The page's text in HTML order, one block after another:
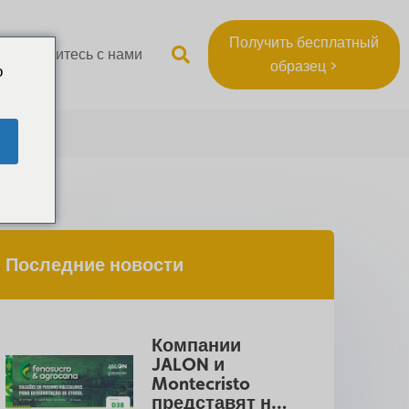
Свяжитесь с нами
Получить бесплатный
образец >
Последние новости
Компании
JALON и
Montecristo
представят на